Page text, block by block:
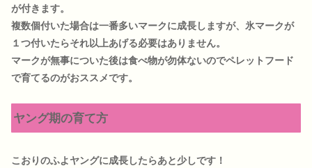
が付きます。
複数個付いた場合は一番多いマークに成長しますが、氷マークが
１つ付いたらそれ以上あげる必要はありません。
マークが無事についた後は食べ物が勿体ないのでペレットフード
で育てるのがおススメです。
ヤング期の育て方
こおりのふよヤングに成長したらあと少しです！